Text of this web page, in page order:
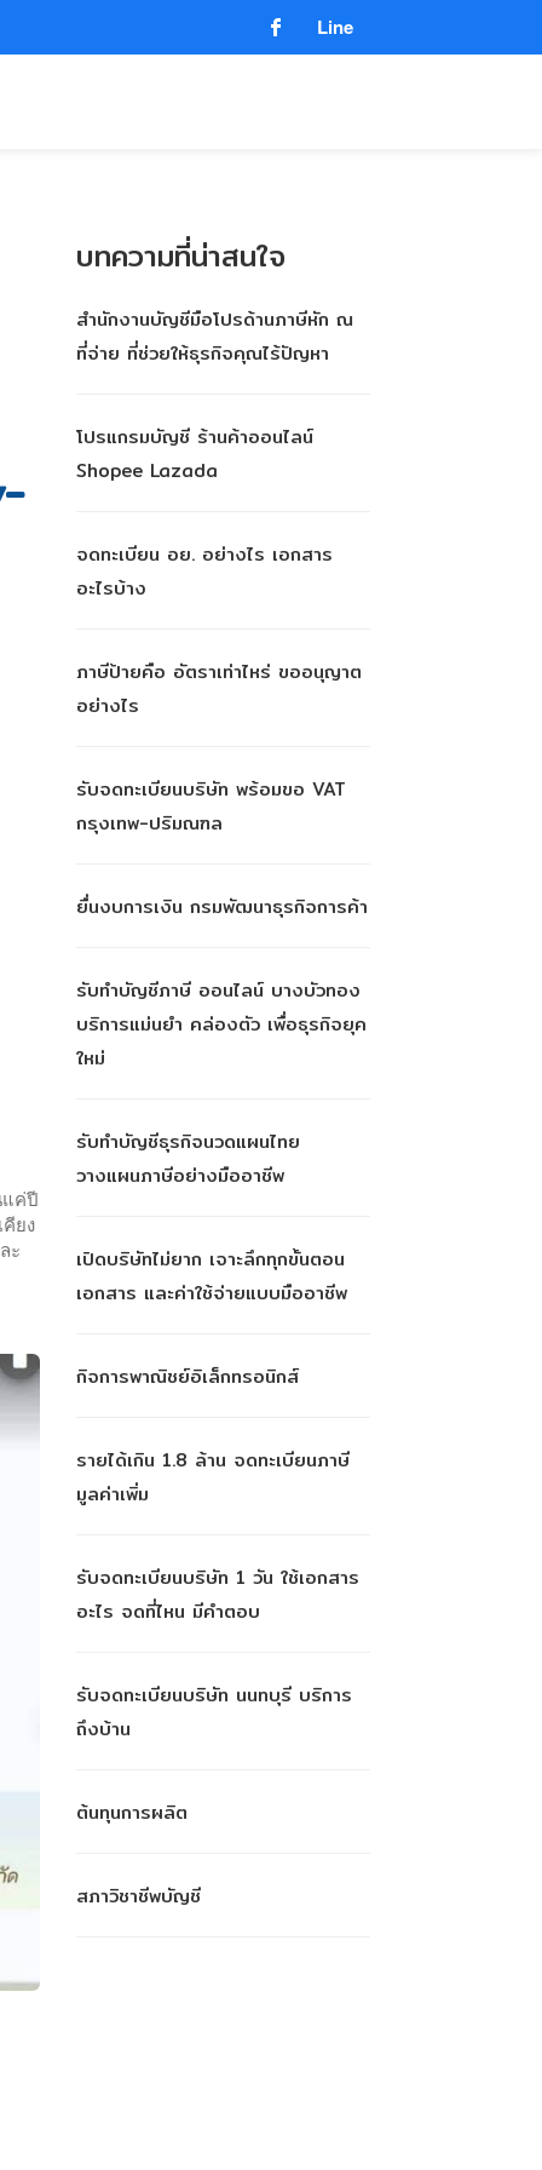
Line
แค่ปี
ยง
ะ
บทความที่น่าสนใจ
สำนักงานบัญชีมือโปรด้านภาษีหัก ณ
ที่จ่าย ที่ช่วยให้ธุรกิจคุณไร้ปัญหา
โปรแกรมบัญชี ร้านค้าออนไลน์
Shopee Lazada
จดทะเบียน อย. อย่างไร เอกสาร
อะไรบ้าง
ภาษีป้ายคือ อัตราเท่าไหร่ ขออนุญาต
อย่างไร
รับจดทะเบียนบริษัท พร้อมขอ VAT
กรุงเทพ-ปริมณฑล
ยื่นงบการเงิน กรมพัฒนาธุรกิจการค้า
รับทำบัญชีภาษี ออนไลน์ บางบัวทอง
บริการแม่นยำ คล่องตัว เพื่อธุรกิจยุค
ใหม่
รับทำบัญชีธุรกิจนวดแผนไทย
วางแผนภาษีอย่างมืออาชีพ
เปิดบริษัทไม่ยาก เจาะลึกทุกขั้นตอน
เอกสาร และค่าใช้จ่ายแบบมืออาชีพ
กิจการพาณิชย์อิเล็กทรอนิกส์
รายได้เกิน 1.8 ล้าน จดทะเบียนภาษี
มูลค่าเพิ่ม
รับจดทะเบียนบริษัท 1 วัน ใช้เอกสาร
อะไร จดที่ไหน มีคำตอบ
รับจดทะเบียนบริษัท นนทบุรี บริการ
ถึงบ้าน
ต้นทุนการผลิต
สภาวิชาชีพบัญชี